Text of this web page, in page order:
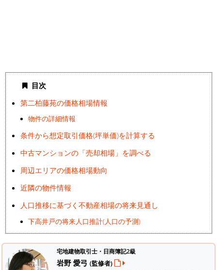
目次
第二柏藤苑の価格相場情報
物件の詳細情報
条件から想定取引価格(坪単価)を計算する
中古マンションの「売却相場」を調べる
周辺エリアの価格相場動向
近隣の物件情報
人口推移に基づく不動産相場の将来見通し
下高井戸の将来人口推計(人口の予測)
宅地建物取引士・日商簿記2級
岩野 愛弓 (監修者)